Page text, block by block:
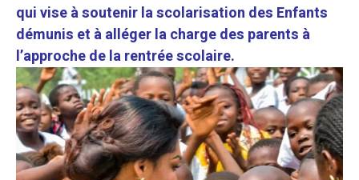
qui vise à soutenir la scolarisation des Enfants
démunis et à alléger la charge des parents à
l’approche de la rentrée scolaire.